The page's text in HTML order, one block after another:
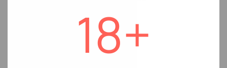
18+
Vaporesso